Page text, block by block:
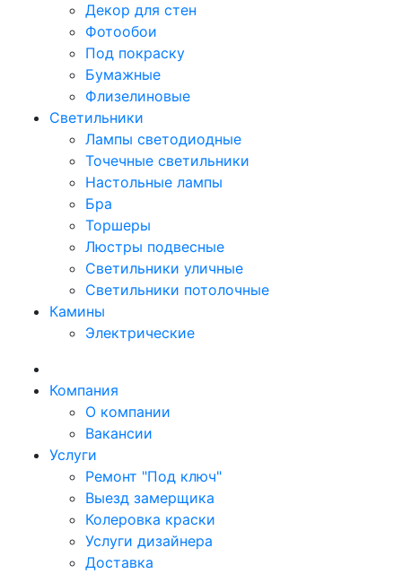
Декор для стен
Фотообои
Под покраску
Бумажные
Флизелиновые
Светильники
Лампы светодиодные
Точечные светильники
Настольные лампы
Бра
Торшеры
Люстры подвесные
Светильники уличные
Светильники потолочные
Камины
Электрические
Компания
О компании
Вакансии
Услуги
Ремонт "Под ключ"
Выезд замерщика
Колеровка краски
Услуги дизайнера
Доставка